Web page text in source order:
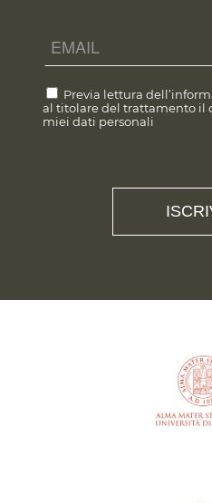
Previa lettura
al titolare del trattamento il
miei dati personali